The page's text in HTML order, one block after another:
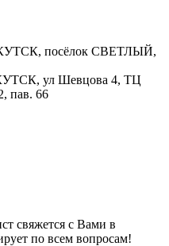
посёлок СВЕТЛЫЙ,
ул Шевцова 4, ТЦ
пав. 66
свяжется с Вами в
по всем вопросам!